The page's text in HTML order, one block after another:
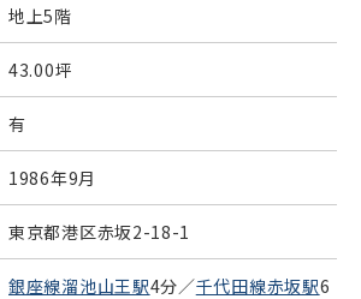
地上5階
43.00坪
有
1986年9月
東京都港区赤坂2-18-1
銀座線溜池山王駅4分／千代田線赤坂駅6